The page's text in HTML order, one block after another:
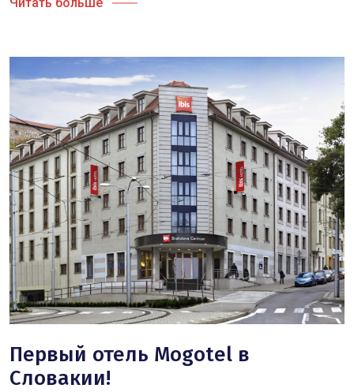
Первый отель Mogotel в
Словакии!